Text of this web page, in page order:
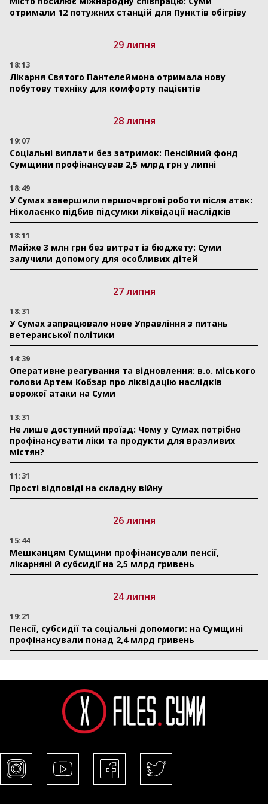
отримали 12 потужних станцій для Пунктів обігріву
29 липня
18:13
Лікарня Святого Пантелеймона отримала нову
побутову техніку для комфорту пацієнтів
28 липня
19:07
Соціальні виплати без затримок: Пенсійний фонд
Сумщини профінансував 2,5 млрд грн у липні
18:49
У Сумах завершили першочергові роботи після атак:
Ніколаєнко підбив підсумки ліквідації наслідків
18:11
Майже 3 млн грн без витрат із бюджету: Суми
залучили допомогу для особливих дітей
27 липня
18:31
У Сумах запрацювало нове Управління з питань
ветеранської політики
14:39
Оперативне реагування та відновлення: в.о. міського
голови Артем Кобзар про ліквідацію наслідків
ворожої атаки на Суми
13:31
Не лише доступний проїзд: Чому у Сумах потрібно
профінансувати ліки та продукти для вразливих
містян?
11:31
Прості відповіді на складну війну
26 липня
15:44
Мешканцям Сумщини профінансували пенсії,
лікарняні й субсидії на 2,5 млрд гривень
24 липня
19:21
Пенсії, субсидії та соціальні допомоги: на Сумщині
профінансували понад 2,4 млрд гривень